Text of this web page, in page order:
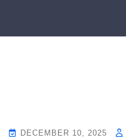
DECEMBER 10, 2025